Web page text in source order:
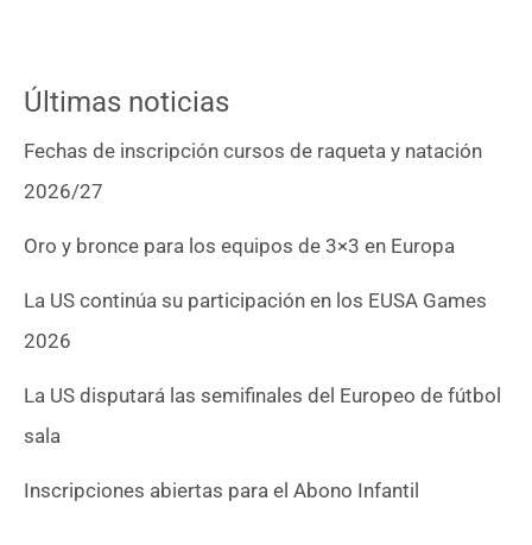
Últimas noticias
Fechas de inscripción cursos de raqueta y natación
2026/27
Oro y bronce para los equipos de 3×3 en Europa
La US continúa su participación en los EUSA Games
2026
La US disputará las semifinales del Europeo de fútbol
sala
Inscripciones abiertas para el Abono Infantil